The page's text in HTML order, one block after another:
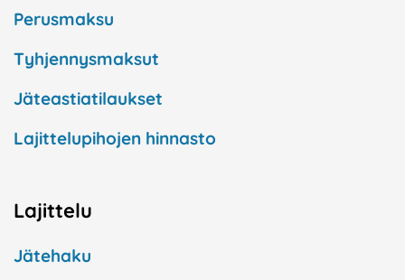
Perusmaksu
Tyhjennysmaksut
Jäteastiatilaukset
Lajittelupihojen hinnasto
Lajittelu
Jätehaku